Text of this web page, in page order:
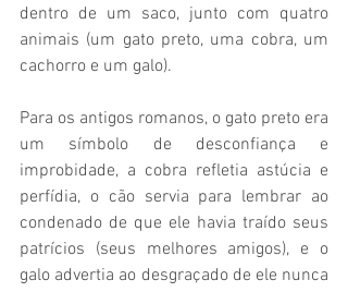
dentro de um saco, junto com quatro
animais (um gato preto, uma cobra, um
cachorro e um galo).
Para os antigos romanos, o gato preto era
um símbolo de desconfiança e
improbidade, a cobra refletia astúcia e
perfídia, o cão servia para lembrar ao
condenado de que ele havia traído seus
patrícios (seus melhores amigos), e o
galo advertia ao desgraçado de ele nunca